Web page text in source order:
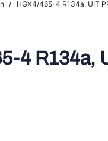
/ HGX4/465-4 R134a, UIT
4 R134a,